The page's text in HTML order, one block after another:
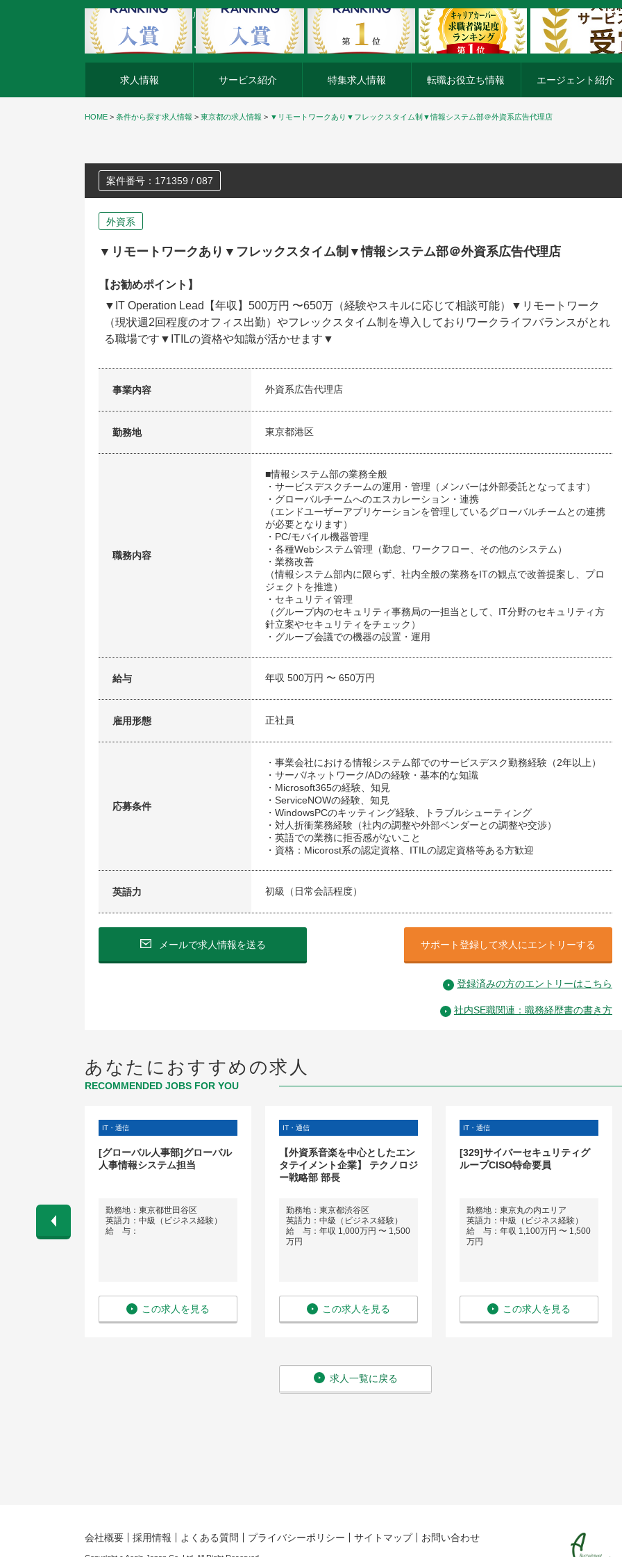
外資系企業の転職・キャリア転職ならアージスジャパン
求人情報 サービス紹介 特集求人情報 転職お役立ち情報 エージェント紹介
HOME > 条件から探す求人情報 > 東京都の求人情報 > ▼リモートワークあり▼フレックスタイム制▼情報システム部＠外資系広告代理店
案件番号：171359 / 087
外資系
▼リモートワークあり▼フレックスタイム制▼情報システム部＠外資系広告代理店
【お勧めポイント】
▼IT Operation Lead【年収】500万円 〜650万（経験やスキルに応じて相談可能）▼リモートワーク
（現状週2回程度のオフィス出勤）やフレックスタイム制を導入しておりワークライフバランスがとれ
る職場です▼ITILの資格や知識が活かせます▼
事業内容 外資系広告代理店
勤務地 東京都港区
職務内容
■情報システム部の業務全般
・サービスデスクチームの運用・管理（メンバーは外部委託となってます）
・グローバルチームへのエスカレーション・連携
（エンドユーザーアプリケーションを管理しているグローバルチームとの連携
が必要となります）
・PC/モバイル機器管理
・各種Webシステム管理（勤怠、ワークフロー、その他のシステム）
・業務改善
（情報システム部内に限らず、社内全般の業務をITの観点で改善提案し、プロ
ジェクトを推進）
・セキュリティ管理
（グループ内のセキュリティ事務局の一担当として、IT分野のセキュリティ方
針立案やセキュリティをチェック）
・グループ会議での機器の設置・運用
給与 年収 500万円 〜 650万円
雇用形態 正社員
応募条件
・事業会社における情報システム部でのサービスデスク勤務経験（2年以上）
・サーバ/ネットワーク/ADの経験・基本的な知識
・Microsoft365の経験、知見
・ServiceNOWの経験、知見
・WindowsPCのキッティング経験、トラブルシューティング
・対人折衝業務経験（社内の調整や外部ベンダーとの調整や交渉）
・英語での業務に拒否感がないこと
・資格：Micorost系の認定資格、ITILの認定資格等ある方歓迎
英語力 初級（日常会話程度）
メールで求人情報を送る サポート登録して求人にエントリーする
登録済みの方のエントリーはこちら
社内SE職関連：職務経歴書の書き方
あなたにおすすめの求人
RECOMMENDED JOBS FOR YOU
は東京都新
IT・通信
[グローバル人事部]グローバル
人事情報システム担当
勤務地：東京都世田谷区
英語力：中級（ビジネス経験）
給 与：
この求人を見る
IT・通信
【外資系音楽を中心としたエン
タテイメント企業】 テクノロジ
ー戦略部 部長
勤務地：東京都渋谷区
英語力：中級（ビジネス経験）
給 与：年収 1,000万円 〜 1,500
万円
この求人を見る
IT・通信
[329]サイバーセキュリティグ
ループCISO特命要員
勤務地：東京丸の内エリア
英語力：中級（ビジネス経験）
給 与：年収 1,100万円 〜 1,500
万円
この求人を見る
求人一覧に戻る
会社概要 採用情報 よくある質問 プライバシーポリシー サイトマップ お問い合わせ